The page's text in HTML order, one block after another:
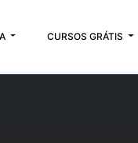
CURSOS GRÁTIS